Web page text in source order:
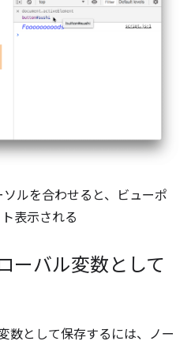
ルを合わせると、ビューポ
表示される
ーバル変数として
数として保存するには、ノー